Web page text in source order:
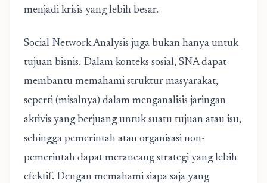
menjadi krisis yang lebih besar.
Social Network Analysis juga bukan hanya untuk
tujuan bisnis. Dalam konteks sosial, SNA dapat
membantu memahami struktur masyarakat,
seperti (misalnya) dalam menganalisis jaringan
aktivis yang berjuang untuk suatu tujuan atau isu,
sehingga pemerintah atau organisasi non-
pemerintah dapat merancang strategi yang lebih
efektif. Dengan memahami siapa saja yang